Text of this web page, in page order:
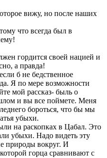
вижу, но после наших
что всегда был в
гордится своей нацией и
а правда!
б не бедственное
Я по мере возможности
мой рассказ- быль о
и вы все поймете. Меня
бороться, что бы мы
убыхи.
на раскопках в Цабал. Это
убыхи. Надо видеть эту
природы вокруг. И
горца сравнивают с